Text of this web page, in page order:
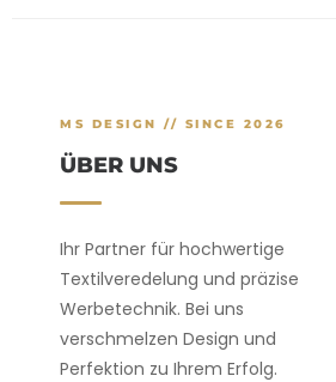
MS DESIGN // SINCE 2026
ÜBER UNS
Ihr Partner für hochwertige
Textilveredelung und präzise
Werbetechnik. Bei uns
verschmelzen Design und
Perfektion zu Ihrem Erfolg.